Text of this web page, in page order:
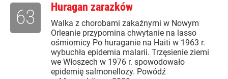
Huragan zarazków
Walka z chorobami zakaźnymi w Nowym
Orleanie przypomina chwytanie na lasso
ośmiornicy Po huraganie na Haiti w 1963 r.
wybuchła epidemia malarii. Trzęsienie ziemi
we Włoszech w 1976 r. spowodowało
epidemię salmonellozy. Powódź
63